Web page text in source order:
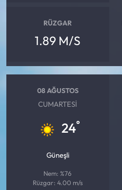
RÜZGAR
1.89 M/S
08 AĞUSTOS
CUMARTESI
24°
Güneşli
Nem: %76
Rüzgar: 4.00 m/s